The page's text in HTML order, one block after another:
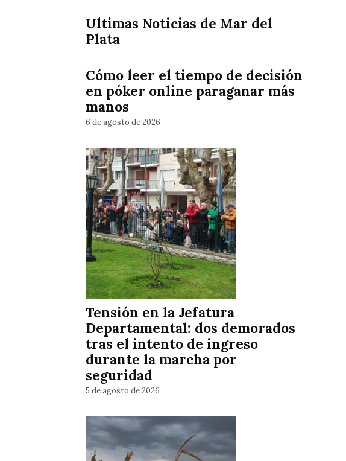
Ultimas Noticias de Mar del
Plata
Cómo leer el tiempo de decisión
en póker online paraganar más
manos
6 de agosto de 2026
Tensión en la Jefatura
Departamental: dos demorados
tras el intento de ingreso
durante la marcha por
seguridad
5 de agosto de 2026